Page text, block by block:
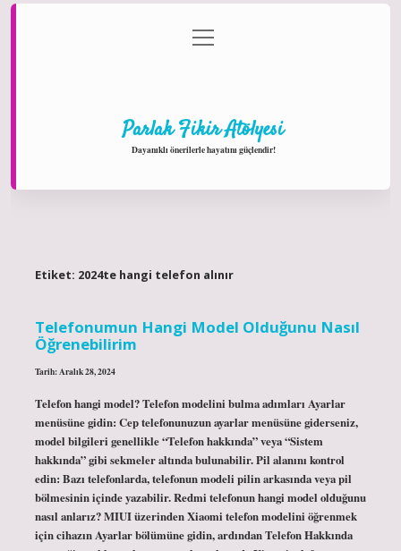
Gizlilik Politikası
menüyü
aç
Parlak Fikir Atölyesi
Dayanıklı önerilerle hayatını güçlendir!
Etiket: 2024te hangi telefon alınır
Telefonumun Hangi Model Olduğunu Nasıl
Öğrenebilirim
Tarih: Aralık 28, 2024
Telefon hangi model? Telefon modelini bulma adımları Ayarlar
menüsüne gidin: Cep telefonunuzun ayarlar menüsüne giderseniz,
model bilgileri genellikle “Telefon hakkında” veya “Sistem
hakkında” gibi sekmeler altında bulunabilir. Pil alanını kontrol
edin: Bazı telefonlarda, telefonun modeli pilin arkasında veya pil
bölmesinin içinde yazabilir. Redmi telefonun hangi model olduğunu
nasıl anlarız? MIUI üzerinden Xiaomi telefon modelini öğrenmek
için cihazın Ayarlar bölümüne gidin, ardından Telefon Hakkında